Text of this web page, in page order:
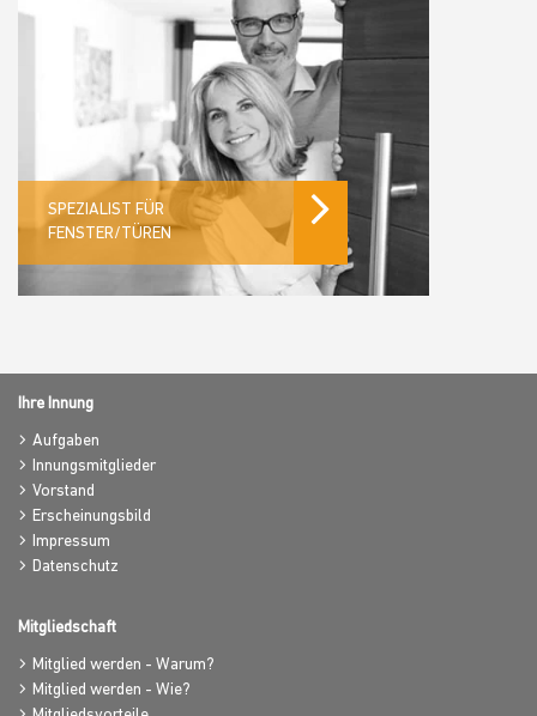
SPEZIALIST FÜR
FENSTER/TÜREN
Ihre Innung
Aufgaben
Innungsmitglieder
Vorstand
Erscheinungsbild
Impressum
Datenschutz
Mitgliedschaft
Mitglied werden - Warum?
Mitglied werden - Wie?